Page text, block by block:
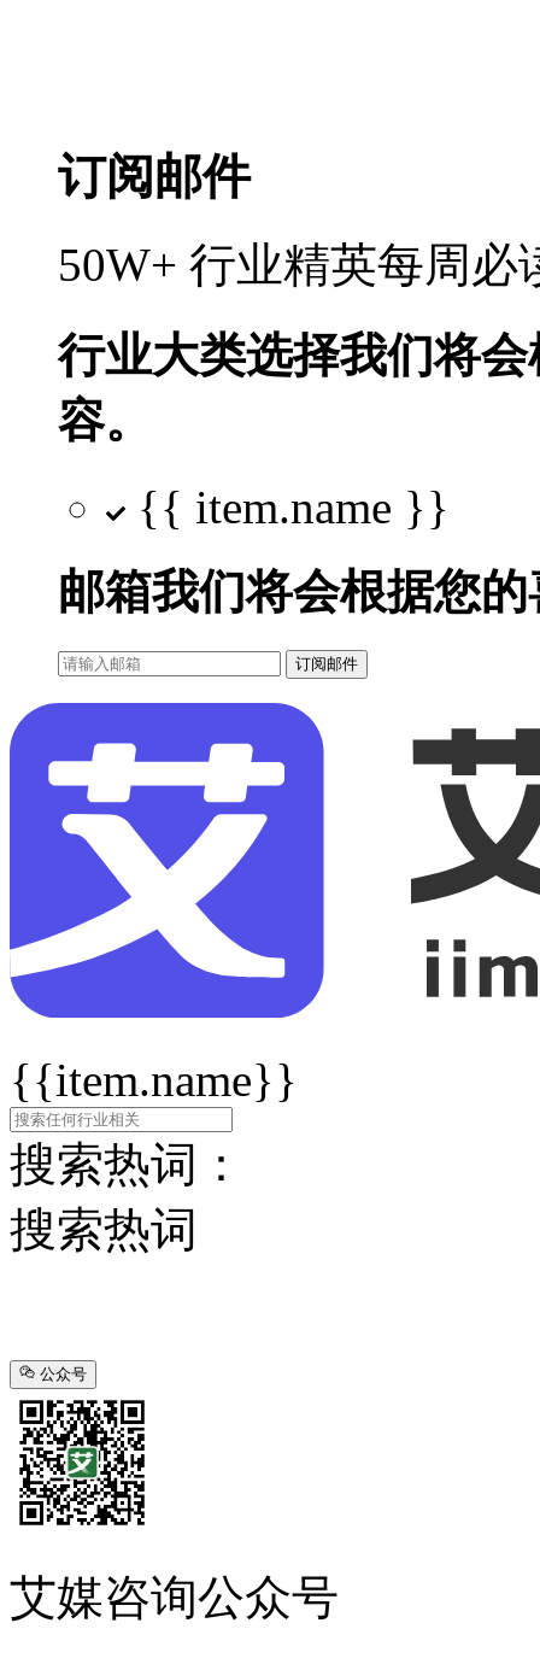
订阅邮件
50W+ 行业精英每周
行业大类选择我们将
容。
{{ item.name }}
邮箱我们将会根据您
订阅邮件
{{item.name}}
搜索热词：
搜索热词
公众号
艾媒咨询公众号